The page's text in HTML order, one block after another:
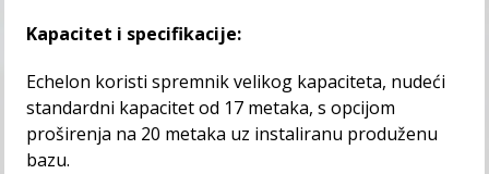
Kapacitet i specifikacije:
Echelon koristi spremnik velikog kapaciteta, nudeći
standardni kapacitet od 17 metaka, s opcijom
proširenja na 20 metaka uz instaliranu produženu
bazu.